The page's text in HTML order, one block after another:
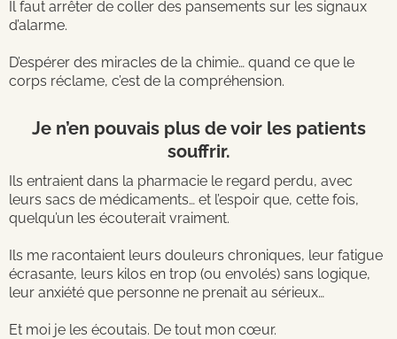
Il faut arrêter de coller des pansements sur les signaux
d’alarme.
D’espérer des miracles de la chimie… quand ce que le
corps réclame, c’est de la compréhension.
Je n’en pouvais plus de voir les patients
souffrir.
Ils entraient dans la pharmacie le regard perdu, avec
leurs sacs de médicaments… et l’espoir que, cette fois,
quelqu’un les écouterait vraiment.
Ils me racontaient leurs douleurs chroniques, leur fatigue
écrasante, leurs kilos en trop (ou envolés) sans logique,
leur anxiété que personne ne prenait au sérieux…
Et moi je les écoutais. De tout mon cœur.